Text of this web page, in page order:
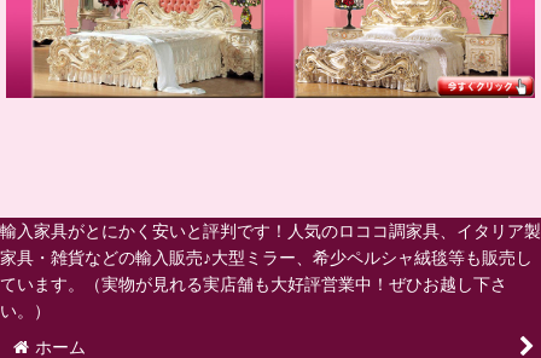
輸入家具がとにかく安いと評判です！人気のロココ調家具、イタリア製
家具・雑貨などの輸入販売♪大型ミラー、希少ペルシャ絨毯等も販売し
ています。（実物が見れる実店舗も大好評営業中！ぜひお越し下さ
い。）
ホーム